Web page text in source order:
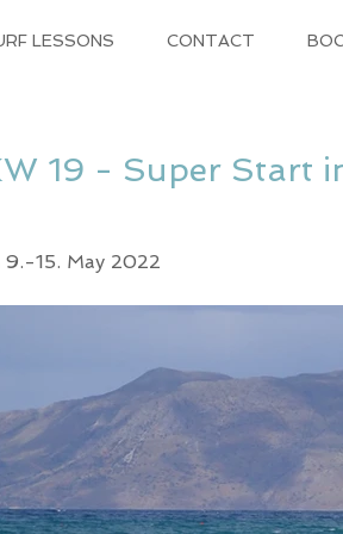
LESSONS CONTACT
19 - Super Start
15. May 2022